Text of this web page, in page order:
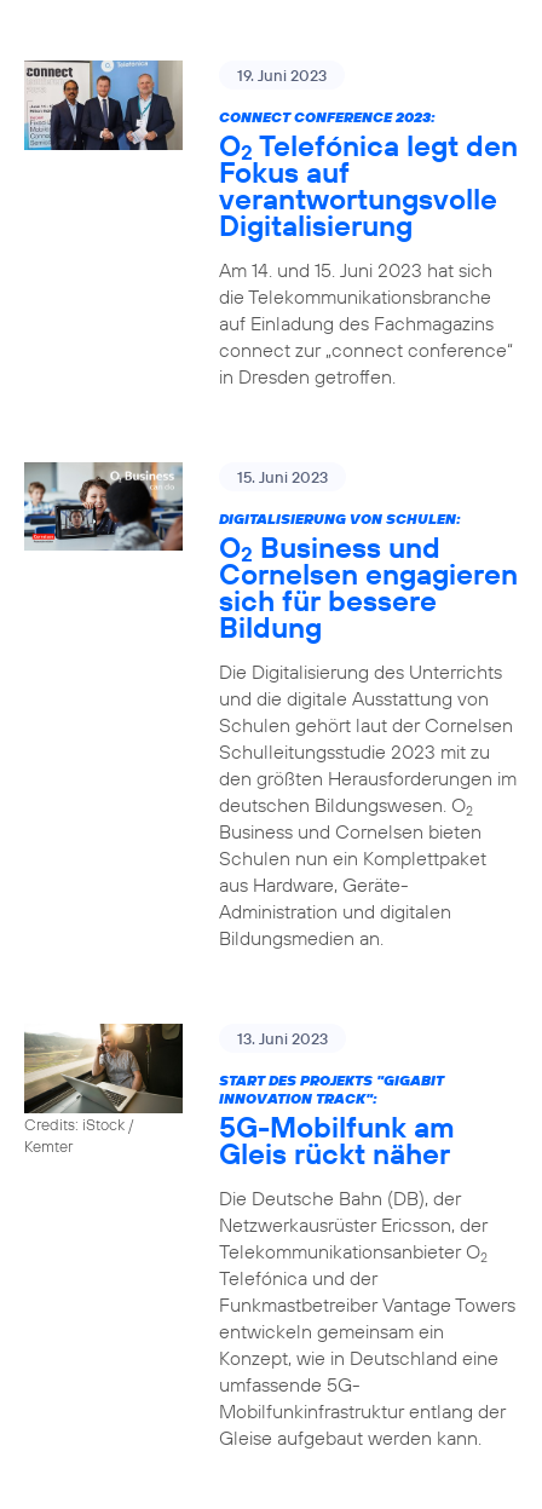
19. Juni 2023
CONNECT CONFERENCE 2023:
O2 Telefónica legt den
Fokus auf
verantwortungsvolle
Digitalisierung
Am 14. und 15. Juni 2023 hat sich
die Telekommunikationsbranche
auf Einladung des Fachmagazins
connect zur „connect conference“
in Dresden getroffen.
15. Juni 2023
DIGITALISIERUNG VON SCHULEN:
O2 Business und
Cornelsen engagieren
sich für bessere
Bildung
Die Digitalisierung des Unterrichts
und die digitale Ausstattung von
Schulen gehört laut der Cornelsen
Schulleitungsstudie 2023 mit zu
den größten Herausforderungen im
deutschen Bildungswesen. O2
Business und Cornelsen bieten
Schulen nun ein Komplettpaket
aus Hardware, Geräte-
Administration und digitalen
Bildungsmedien an.
Credits: iStock /
Kemter
13. Juni 2023
START DES PROJEKTS "GIGABIT
INNOVATION TRACK":
5G-Mobilfunk am
Gleis rückt näher
Die Deutsche Bahn (DB), der
Netzwerkausrüster Ericsson, der
Telekommunikationsanbieter O2
Telefónica und der
Funkmastbetreiber Vantage Towers
entwickeln gemeinsam ein
Konzept, wie in Deutschland eine
umfassende 5G-
Mobilfunkinfrastruktur entlang der
Gleise aufgebaut werden kann.